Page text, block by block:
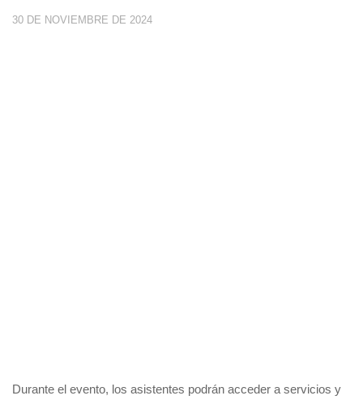
30 DE NOVIEMBRE DE 2024
Durante el evento, los asistentes podrán acceder a servicios y